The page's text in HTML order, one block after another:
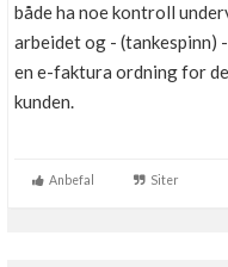
både ha noe kontroll
arbeidet og - (tankespinn)
en e-faktura ordning for
kunden.
Anbefal Siter